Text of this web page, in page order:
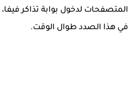
المتصفحات لدخول بوابة تذاكر
في هذا الصدد طوال الوقت.